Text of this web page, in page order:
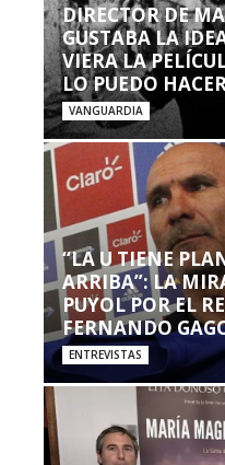
DIRECTOR DE
GUSTABA LA
VIERA LA
LO PUEDO
VANGUARDIA
“LA U TIENE
ARRIBA”: LA
PUYOL POR EL
FERNANDO
ENTREVISTAS